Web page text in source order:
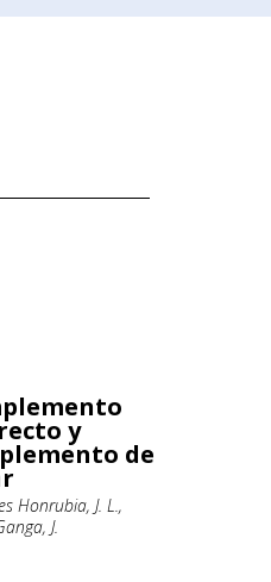
y
de
Honrubia, J. L.,
J.